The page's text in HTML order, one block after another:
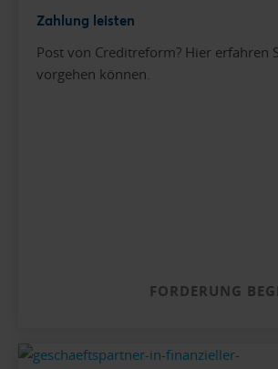
Zahlung leisten
Post von Creditreform? Hier erfahren
vorgehen können.
FORDERUNG